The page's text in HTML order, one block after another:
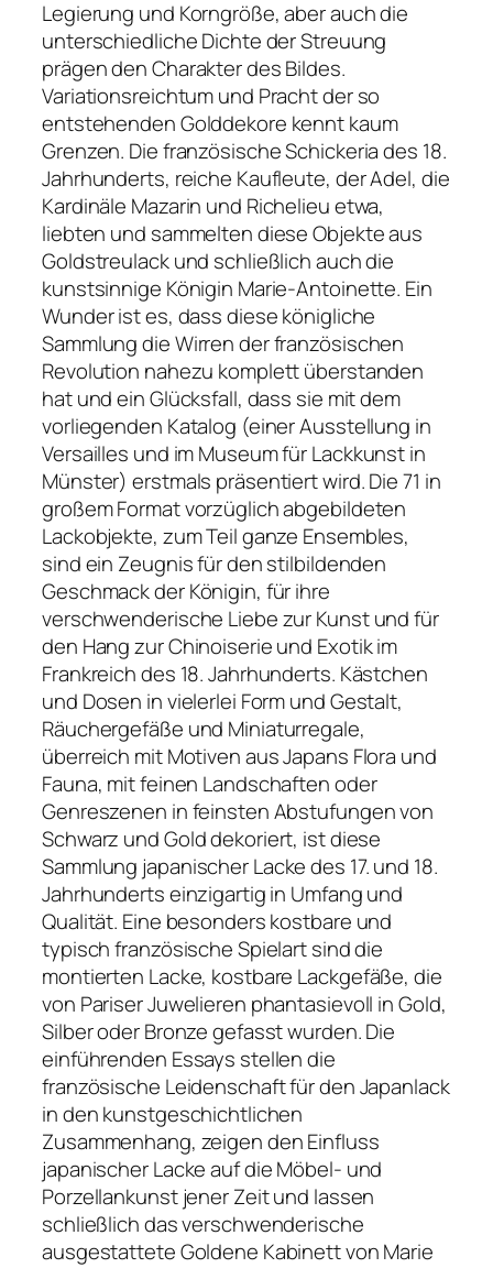
Legierung und Korngröße, aber auch die
unterschiedliche Dichte der Streuung
prägen den Charakter des Bildes.
Variationsreichtum und Pracht der so
entstehenden Golddekore kennt kaum
Grenzen. Die französische Schickeria des 18.
Jahrhunderts, reiche Kaufleute, der Adel, die
Kardinäle Mazarin und Richelieu etwa,
liebten und sammelten diese Objekte aus
Goldstreulack und schließlich auch die
kunstsinnige Königin Marie-Antoinette. Ein
Wunder ist es, dass diese königliche
Sammlung die Wirren der französischen
Revolution nahezu komplett überstanden
hat und ein Glücksfall, dass sie mit dem
vorliegenden Katalog (einer Ausstellung in
Versailles und im Museum für Lackkunst in
Münster) erstmals präsentiert wird. Die 71 in
großem Format vorzüglich abgebildeten
Lackobjekte, zum Teil ganze Ensembles,
sind ein Zeugnis für den stilbildenden
Geschmack der Königin, für ihre
verschwenderische Liebe zur Kunst und für
den Hang zur Chinoiserie und Exotik im
Frankreich des 18. Jahrhunderts. Kästchen
und Dosen in vielerlei Form und Gestalt,
Räuchergefäße und Miniaturregale,
überreich mit Motiven aus Japans Flora und
Fauna, mit feinen Landschaften oder
Genreszenen in feinsten Abstufungen von
Schwarz und Gold dekoriert, ist diese
Sammlung japanischer Lacke des 17. und 18.
Jahrhunderts einzigartig in Umfang und
Qualität. Eine besonders kostbare und
typisch französische Spielart sind die
montierten Lacke, kostbare Lackgefäße, die
von Pariser Juwelieren phantasievoll in Gold,
Silber oder Bronze gefasst wurden. Die
einführenden Essays stellen die
französische Leidenschaft für den Japanlack
in den kunstgeschichtlichen
Zusammenhang, zeigen den Einfluss
japanischer Lacke auf die Möbel- und
Porzellankunst jener Zeit und lassen
schließlich das verschwenderische
ausgestattete Goldene Kabinett von Marie